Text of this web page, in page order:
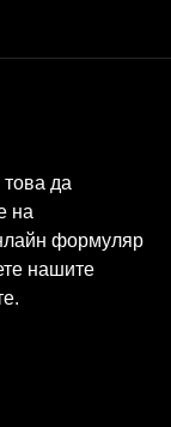
да
на
формуляр
нашите